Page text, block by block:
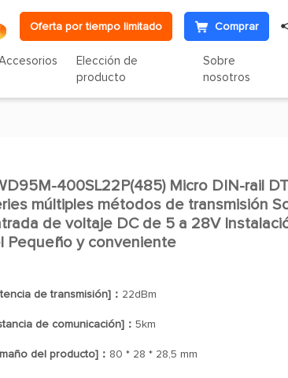
Oferta por tiempo limitado Comprar
Elección de
producto
Sobre
nosotros
400SL22P(485) Micro DIN-rail
múltiples métodos de transmisión
de voltaje DC de 5 a 28V
Pequeño y conveniente
de transmisión]： 22dBm
de comunicación]： 5km
del producto]： 80 * 28 * 28,5 mm